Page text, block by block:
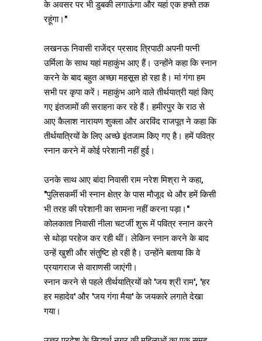
के अवसर पर भी डुबकी लगाऊंगा और यहां एक हफ्ते तक
रहूंगा।"
लखनऊ निवासी राजेंद्र प्रसाद त्रिपाठी अपनी पत्नी
उर्मिला के साथ यहां महाकुंभ आए हैं। उन्होंने कहा कि स्नान
करने के बाद बहुत अच्छा महसूस हो रहा है। मां गंगा हम
सभी पर कृपा करें। महाकुंभ आने वाले तीर्थयात्री यहां किए
गए इंतजामों की सराहना कर रहे हैं। हमीरपुर के राठ से
आए कैलाश नारायण शुक्ला और अरविंद राजपूत ने कहा कि
तीर्थयात्रियों के लिए अच्छे इंतजाम किए गए है। हमें पवित्र
स्नान करने में कोई परेशानी नहीं हुई।
उनके साथ आए बांदा निवासी राम नरेश मिश्रा ने कहा,
"पुलिसकर्मी भी स्नान क्षेत्र के पास मौजूद थे और हमें किसी
भी तरह की परेशानी का सामना नहीं करना पड़ा।"
कोलकाता निवासी नीला चटर्जी शुरू में पवित्र स्नान करने
से थोड़ा परहेज कर रही थीं। लेकिन स्नान करने के बाद
उन्हें खुशी और संतुष्टि हो रही है। उन्होंने बताया कि वे
प्रयागराज से वाराणसी जाएंगी।
स्नान करने से पहले तीर्थयात्रियों को 'जय श्री राम', 'हर
हर महादेव' और 'जय गंगा मैया' के जयकारे लगाते देखा
गया।